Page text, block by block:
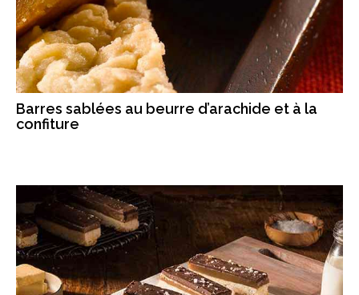
Barres sablées au beurre d’arachide et à la
confiture